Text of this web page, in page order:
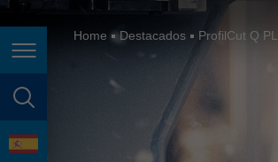
page search
language
Home Destacados ProfilCut Q